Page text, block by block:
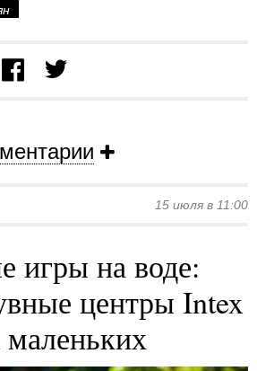
15 июля в 11:00
игры на воде:
центры Intex